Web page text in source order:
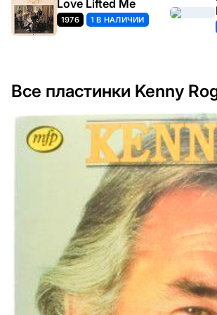
Love Lifted Me
1976 1 В НАЛИЧИИ
Все пластинки Kenny